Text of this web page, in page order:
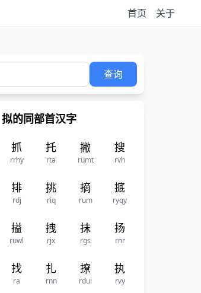
首页 关于
查询
拟的同部首汉字
抓
rrhy
托
rta
撇
rumt
搜
rvh
排
rdj
挑
riq
摘
rum
掋
ryqy
搤
ruwl
拽
rjx
抹
rgs
扬
rnr
找
ra
扎
rnn
撩
rdui
执
rvy